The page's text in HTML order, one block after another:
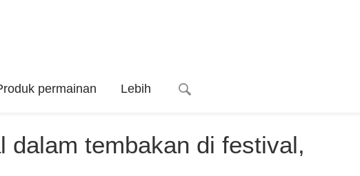
permainan Lebih
dalam tembakan di festival,